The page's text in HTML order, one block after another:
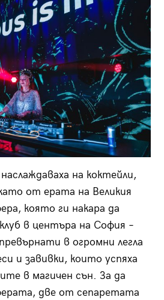
на коктейли,
от ерата на Великия
която ги накара да
в центъра на София –
в огромни легла
и завивки, които успяха
в магичен сън. За да
две от сепаретата